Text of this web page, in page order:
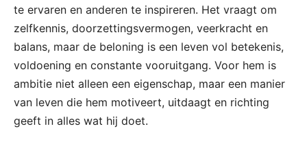
te ervaren en anderen te inspireren. Het vraagt om
zelfkennis, doorzettingsvermogen, veerkracht en
balans, maar de beloning is een leven vol betekenis,
voldoening en constante vooruitgang. Voor hem is
ambitie niet alleen een eigenschap, maar een manier
van leven die hem motiveert, uitdaagt en richting
geeft in alles wat hij doet.